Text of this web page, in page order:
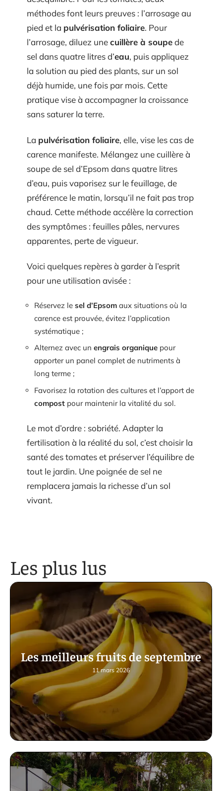
méthodes font leurs preuves : l’arrosage au
pied et la pulvérisation foliaire. Pour
l’arrosage, diluez unecuillère à soupede
sel dans quatre litres d’eau, puis appliquez
la solution au pied des plants, sur un sol
déjà humide, une fois par mois. Cette
pratique vise à accompagner la croissance
sans saturer la terre.
La pulvérisation foliaire, elle, vise les cas de
carence manifeste. Mélangez une cuillère à
soupe de sel d’Epsom dans quatre litres
d’eau, puis vaporisez sur le feuillage, de
préférence le matin, lorsqu’il ne fait pas trop
chaud. Cette méthode accélère la correction
des symptômes : feuilles pâles, nervures
apparentes, perte de vigueur.
Voici quelques repères à garder à l’esprit
pour une utilisation avisée :
Réservez le sel d’Epsom aux situations où la
carence est prouvée, évitez l’application
systématique ;
Alternez avec un engrais organique pour
apporter un panel complet de nutriments à
long terme ;
Favorisez la rotation des cultures et l’apport de
compost pour maintenir la vitalité du sol.
Le mot d’ordre : sobriété. Adapter la
fertilisation à la réalité du sol, c’est choisir la
santé des tomates et préserver l’équilibre de
tout le jardin. Une poignée de sel ne
remplacera jamais la richesse d’un sol
vivant.
Les plus lus
Les meilleurs fruits de septembre
11 mars 2026